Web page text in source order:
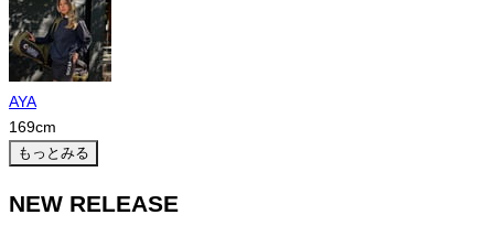
AYA
169cm
もっとみる
NEW RELEASE